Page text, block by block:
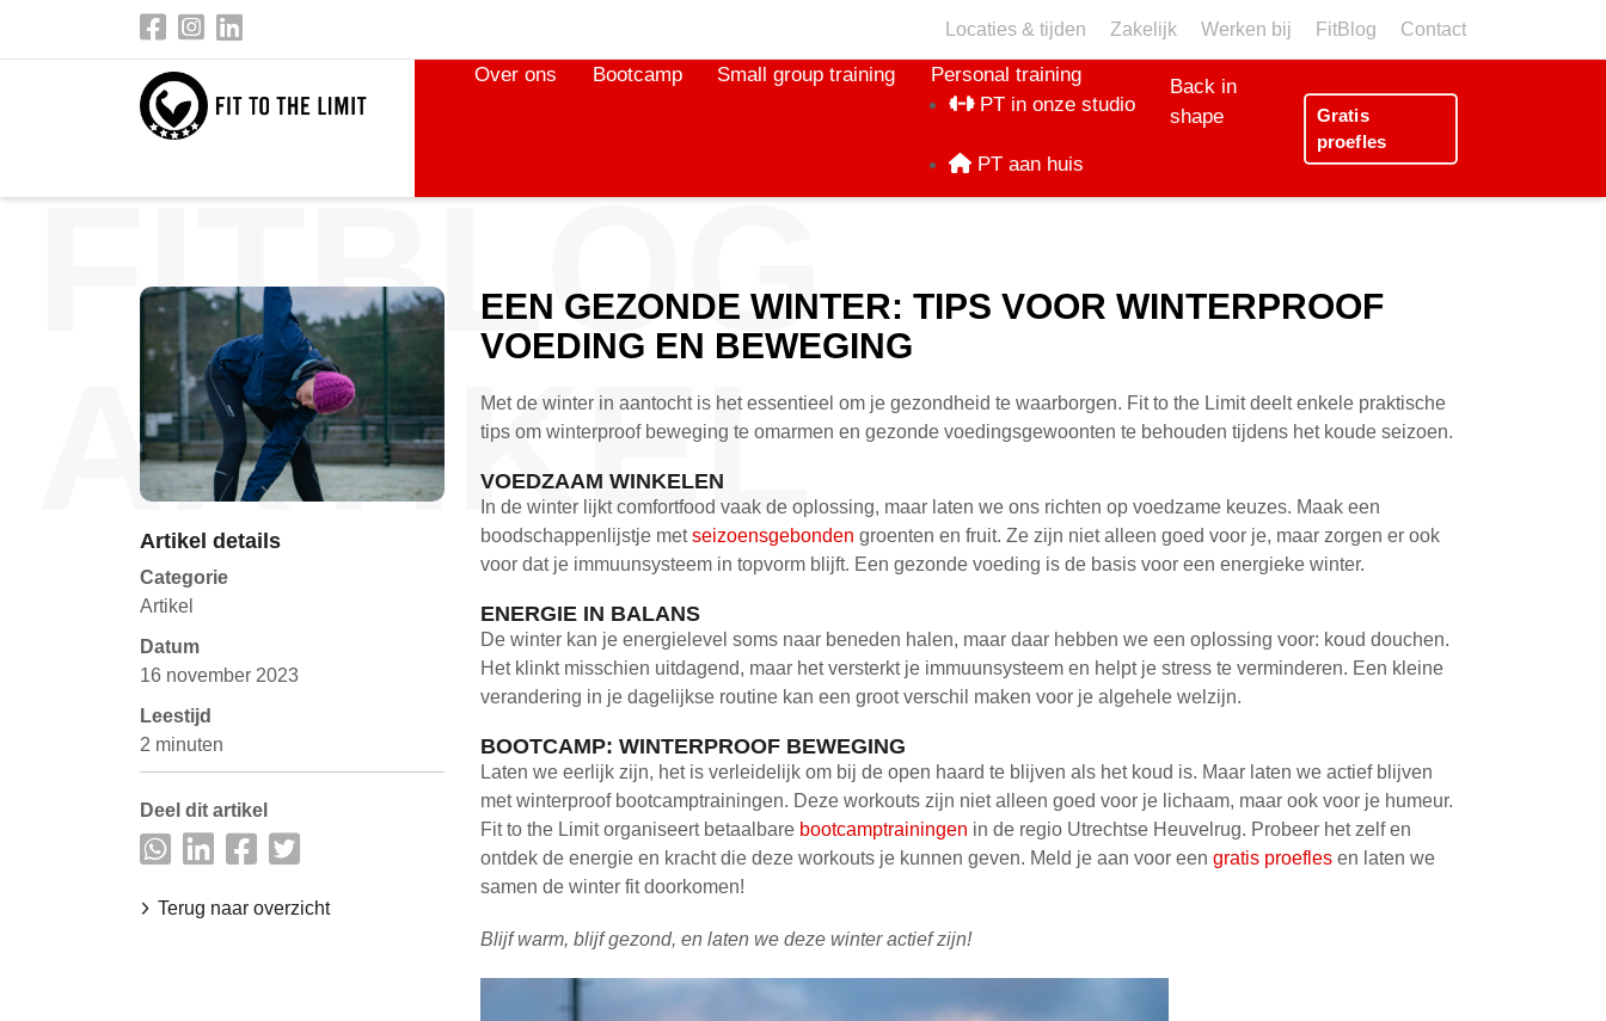
Locaties & tijden Zakelijk Werken bij FitBlog Contact
Over ons Bootcamp Small group training
Personal training
PT in onze studio
PT aan huis
Back in
shape
Gratis
proefles
FITBLOG
ARTIKEL
Artikel details
Categorie
Artikel
Datum
16 november 2023
Leestijd
2 minuten
Deel dit artikel
Terug naar overzicht
EEN GEZONDE WINTER: TIPS VOOR WINTERPROOF
VOEDING EN BEWEGING
Met de winter in aantocht is het essentieel om je gezondheid te waarborgen. Fit to the Limit deelt enkele praktische
tips om winterproof beweging te omarmen en gezonde voedingsgewoonten te behouden tijdens het koude seizoen.
VOEDZAAM WINKELEN
In de winter lijkt comfortfood vaak de oplossing, maar laten we ons richten op voedzame keuzes. Maak een
boodschappenlijstje metseizoensgebonden groenten en fruit. Ze zijn niet alleen goed voor je, maar zorgen er ook
voor dat je immuunsysteem in topvorm blijft. Een gezonde voeding is de basis voor een energieke winter.
ENERGIE IN BALANS
De winter kan je energielevel soms naar beneden halen, maar daar hebben we een oplossing voor: koud douchen.
Het klinkt misschien uitdagend, maar het versterkt je immuunsysteem en helpt je stress te verminderen. Een kleine
verandering in je dagelijkse routine kan een groot verschil maken voor je algehele welzijn.
BOOTCAMP: WINTERPROOF BEWEGING
Laten we eerlijk zijn, het is verleidelijk om bij de open haard te blijven als het koud is. Maar laten we actief blijven
met winterproof bootcamptrainingen. Deze workouts zijn niet alleen goed voor je lichaam, maar ook voor je humeur.
Fit to the Limit organiseert betaalbare bootcamptrainingen in de regio Utrechtse Heuvelrug. Probeer het zelf en
ontdek de energie en kracht die deze workouts je kunnen geven. Meld je aan voor een gratis proefles en laten we
samen de winter fit doorkomen!
Blijf warm, blijf gezond, en laten we deze winter actief zijn!